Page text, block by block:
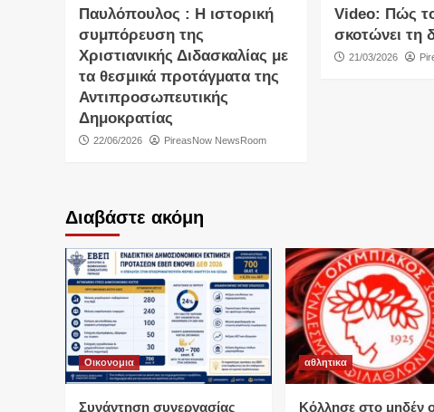
Παυλόπουλος : Η ιστορική
συμπόρευση της
Χριστιανικής Διδασκαλίας με
τα θεσμικά προτάγματα της
Αντιπροσωπευτικής
Δημοκρατίας
22/06/2026 PireasNow NewsRoom
Video: Πώς
σκοτώνει τη
21/03/2026
Διαβάστε ακόμη
Οικονομια
Συνάντηση συνεργασίας
αθλητικα
Κόλλησε στο μηδέν